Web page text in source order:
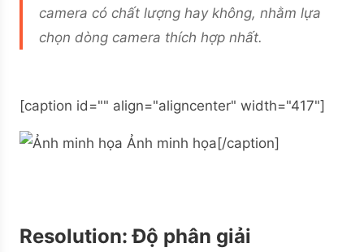
camera có chất lượng hay không, nhằm lựa
chọn dòng camera thích hợp nhất.
[caption id="" align="aligncenter" width="417"]
Ảnh minh họa[/caption]
Resolution: Độ phân giải